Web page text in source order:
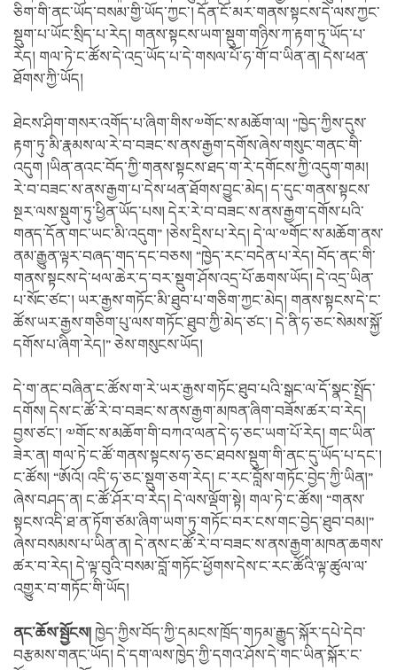
ཅིག་གི་ནང་ཡོད་བསམ་གྱི་ཡོད་ཀྱང་། དོན་ངོ་མར་གནས་སྟངས་དེ་ལས་ཀྱང་
སྡུག་པ་ཡོང་སྲིད་པ་རེད། གནས་སྟངས་ཡག་སྡུག་གཉིས་ཀ་རྟག་ཏུ་ཡོད་པ་
རེད། གལ་ཏེ་ང་ཚོས་དེ་འདྲ་ཡོད་པ་དེ་གསལ་པོ་ཧ་གོ་བ་ཡིན་ན། དེས་ཕན་
ཐོགས་ཀྱི་ཡོད།
ཐེངས་ཤིག་གསར་འགོད་པ་ཞིག་གིས་༧གོང་ས་མཆོག་ལ། “ཁྱེད་ཀྱིས་དུས་
རྟག་ཏུ་མི་རྣམས་ལ་རེ་བ་བཟང་ས་ནས་རྒྱག་དགོས་ཞེས་གསུང་གནང་གི་
འདུག །ཡིན་ནའང་བོད་ཀྱི་གནས་སྟངས་ཐད་ག་རེ་དགོངས་ཀྱི་འདུག་གམ།
རེ་བ་བཟང་ས་ནས་རྒྱག་པ་དེས་ཕན་ཐོགས་བྱུང་མེད། ད་དུང་གནས་སྟངས་
སྔར་ལས་སྡུག་ཏུ་ཕྱིན་ཡོད་པས། དེར་རེ་བ་བཟང་ས་ནས་རྒྱག་དགོས་པའི་
གནད་དོན་གང་ཡང་མི་འདུག” །ཅེས་དྲིས་པ་རེད། དེ་ལ་༧གོང་ས་མཆོག་ནས་
ནམ་རྒྱུན་ལྟར་བཞད་གད་དང་བཅས། “ཁྱེད་རང་བདེན་པ་རེད། བོད་ནང་གི་
གནས་སྟངས་དེ་ཕལ་ཆེར་ད་བར་སྡུག་ཤོས་འདྲ་པོ་ཆགས་ཡོད། དེ་འདྲ་ཡིན་
པ་སོང་ཙང་། ཡར་རྒྱས་གཏོང་མི་ཐུབ་པ་གཅིག་ཀྱང་མེད། གནས་སྟངས་དེ་ང་
ཚོས་ཡར་རྒྱས་གཅིག་པུ་ལས་གཏོང་ཐུབ་ཀྱི་མེད་ཙང་། དེ་ནི་ཧ་ཅང་སེམས་སྐྱོ་
དགོས་པ་ཞིག་རེད།” ཅེས་གསུངས་ཡོད།
དེ་ག་ནང་བཞིན་ང་ཚོས་ག་རེ་ཡར་རྒྱས་གཏོང་ཐུབ་པའི་སྒང་ལ་དོ་སྣང་སྤྲོད་
དགོས། དེས་ང་ཚོ་རེ་བ་བཟང་ས་ནས་རྒྱག་མཁན་ཞིག་བཟོས་ཚར་བ་རེད།
བྱས་ཙང་། ༧གོང་ས་མཆོག་གི་བཀའ་ལན་དེ་ཧ་ཅང་ཡག་པོ་རེད། གང་ཡིན་
ཟེར་ན། གལ་ཏེ་ང་ཚོ་གནས་སྟངས་ཧ་ཅང་ཐབས་སྡུག་གི་ནང་དུ་ཡོད་པ་དང་།
ང་ཚོས། “ཨོའོ། འདི་ཧ་ཅང་སྡུག་ཅག་རེད། ང་རང་བློས་གཏོང་བྱེད་ཀྱི་ཡིན།”
ཞེས་བཤད་ན། ང་ཚོ་ཤོར་བ་རེད། དེ་ལས་ལྡོག་སྟེ། གལ་ཏེ་ང་ཚོས། “གནས་
སྟངས་འདི་ཐ་ན་ཏོག་ཙམ་ཞིག་ཡག་ཏུ་གཏོང་བར་ངས་གང་བྱེད་ཐུབ་བམ།”
ཞེས་བསམས་པ་ཡིན་ན། དེ་ནས་ང་ཚོ་རེ་བ་བཟང་ས་ནས་རྒྱག་མཁན་ཆགས་
ཚར་བ་རེད། དེ་ལྟ་བུའི་བསམ་བློ་གཏོང་ཕྱོགས་དེས་ང་རང་ཚོའི་ལྟ་ཚུལ་ལ་
འགྱུར་བ་གཏོང་གི་ཡོད།
ནང་ཆོས་སྦྱོངས། ཁྱེད་ཀྱིས་བོད་ཀྱི་དམངས་ཁྲོད་གཏམ་རྒྱུད་སྐོར་དཔེ་དེབ་
བརྩམས་གནང་ཡོད། དེ་དག་ལས་ཁྱེད་ཀྱི་དགའ་ཤོས་དེ་གང་ཡིན་སྐོར་ང་